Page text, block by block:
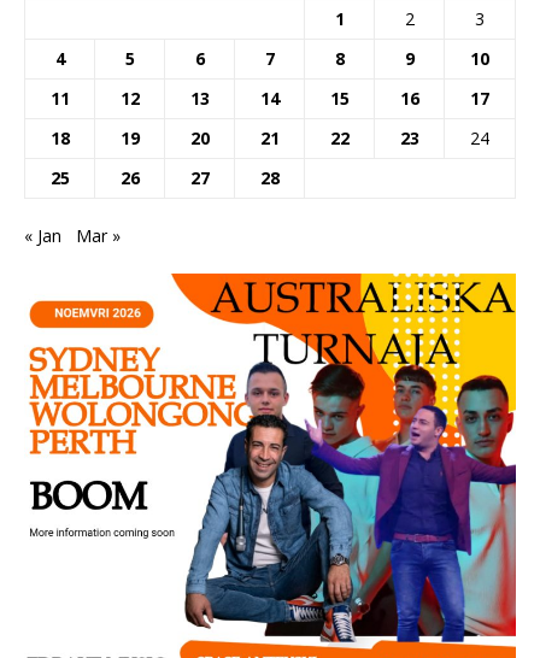
1
2
3
4
5 6 7 8 9
10
11
12 13 14 15 16
17
18
19 20 21 22 23
24
25
26 27 28
« Jan Mar »